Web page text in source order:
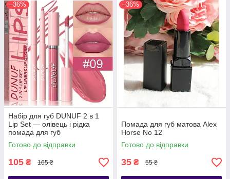
–36%
Набір для губ DUNUF 2 в 1
Lip Set — олівець і рідка
помада для губ
Готово до відправки
105 ₴ 165 ₴
–36%
Помада для губ матова Alex
Horse No 12
Готово до відправки
35 ₴ 55 ₴